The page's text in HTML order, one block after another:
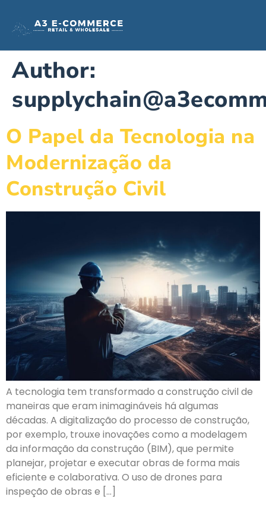
Author:
O Papel da Tecnologia na
Modernização da
Construção Civil
A tecnologia tem transformado a construção civil de
maneiras que eram inimagináveis há algumas
décadas. A digitalização do processo de construção,
por exemplo, trouxe inovações como a modelagem
da informação da construção (BIM), que permite
planejar, projetar e executar obras de forma mais
eficiente e colaborativa. O uso de drones para
inspeção de obras e […]